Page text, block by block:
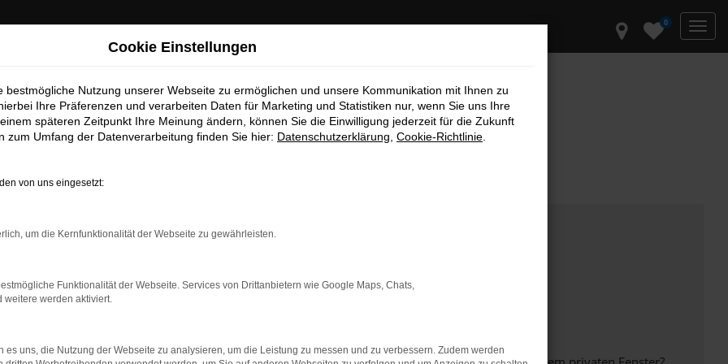
0
Cookie Einstellungen
bestmögliche Nutzung unserer Webseite zu ermöglichen und unsere Kommunikation mit Ihnen zu
Ihre Präferenzen und verarbeiten Daten für Marketing und Statistiken nur, wenn Sie uns Ihre
späteren Zeitpunkt Ihre Meinung ändern, können Sie die Einwilligung jederzeit für die Zukunft
zum Umfang der Datenverarbeitung finden Sie hier: Datenschutzerklärung Cookie-Richtlinie
von uns eingesetzt:
um die Kernfunktionalität der Webseite zu gewährleisten.
Funktionalität der Webseite. Services von Drittanbietern wie Google Maps, Chats,
weitere werden aktiviert.
es uns, die Nutzung der Webseite zu analysieren, um die Leistung zu messen und zu verbessern. Zudem werden